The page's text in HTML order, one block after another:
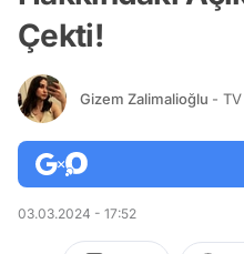
Çekti!
Gizem Zalimalioğlu -
03.03.2024 - 17:52